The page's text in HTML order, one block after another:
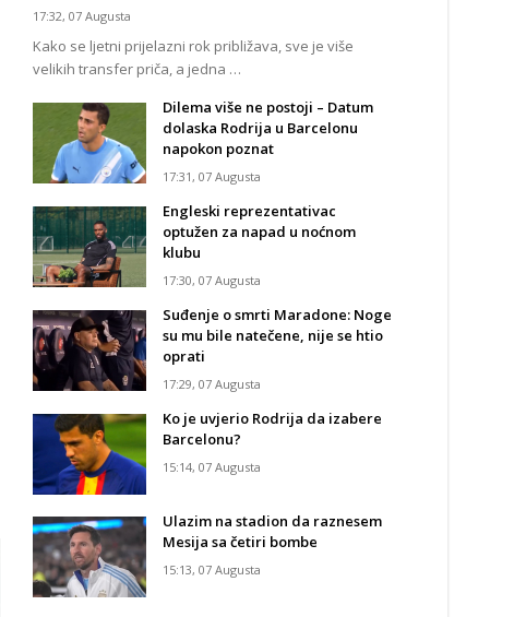
17:32, 07 Augusta
Kako se ljetni prijelazni rok približava, sve je više
velikih transfer priča, a jedna …
Dilema više ne postoji – Datum
dolaska Rodrija u Barcelonu
napokon poznat
17:31, 07 Augusta
Engleski reprezentativac
optužen za napad u noćnom
klubu
17:30, 07 Augusta
Suđenje o smrti Maradone: Noge
su mu bile natečene, nije se htio
oprati
17:29, 07 Augusta
Ko je uvjerio Rodrija da izabere
Barcelonu?
15:14, 07 Augusta
Ulazim na stadion da raznesem
Mesija sa četiri bombe
15:13, 07 Augusta